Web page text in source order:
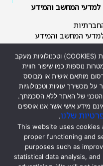
למדעי המחשב והמידע
המחשב והמידע
למדעי
חיפה ©
2026 © All
&
אתר זה עושה שימוש שימוש בקבצי עוגיות (COOKIES) וטכנולוגיות מעקב
נוספות כמו שיפור חווית
מותאם אישית או מבוסס
מכשירך עוגיות וטכנולוגיות
הטכני של האתר ללא הסכמתך.
מידע אישי אשר אנו אוספים
שלנו.
"This website uses
proper functioning and
purposes such as
statistical data analysis,